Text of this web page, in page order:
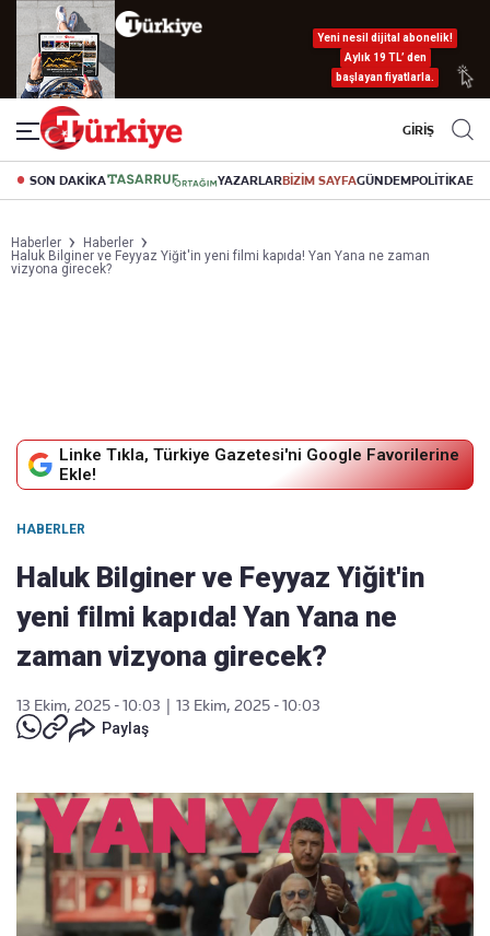
Yeni nesil dijital abonelik!
Aylık 19 TL’ den
başlayan fiyatlarla.
GİRİŞ
SON DAKİKA YAZARLARBİZİM SAYFAGÜNDEMPOLİTİKA
Haberler
Haberler
Haluk Bilginer ve Feyyaz Yiğit'in yeni filmi kapıda! Yan Yana ne zaman
vizyona girecek?
Linke Tıkla, Türkiye Gazetesi'ni Google Favorilerine
Ekle!
HABERLER
Haluk Bilginer ve Feyyaz Yiğit'in
yeni filmi kapıda! Yan Yana ne
zaman vizyona girecek?
13 Ekim, 2025 - 10:03
13 Ekim, 2025 - 10:03
Paylaş